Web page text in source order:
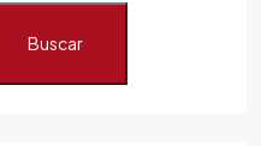
Buscar